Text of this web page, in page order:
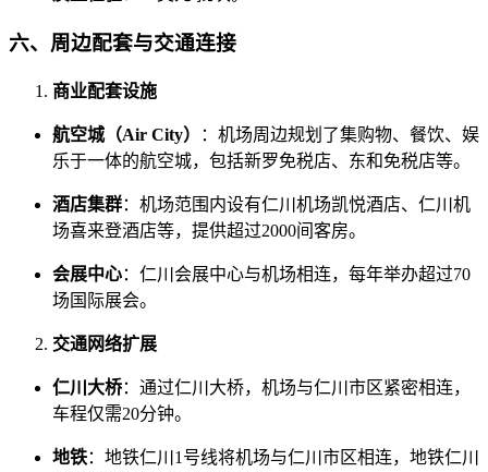
六、周边配套与交通连接
商业配套设施
航空城（Air City）
：机场周边规划了集购物、餐饮、娱
乐于一体的航空城，包括新罗免税店、东和免税店等。
酒店集群：机场范围内设有仁川机场凯悦酒店、仁川机
场喜来登酒店等，提供超过2000间客房。
会展中心：仁川会展中心与机场相连，每年举办超过70
场国际展会。
交通网络扩展
仁川大桥：通过仁川大桥，机场与仁川市区紧密相连，
车程仅需20分钟。
地铁：地铁仁川1号线将机场与仁川市区相连，地铁仁川